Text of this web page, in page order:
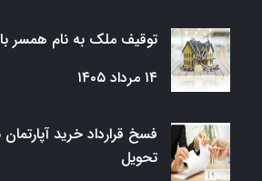
توقیف ملک به نام همسر
۱۴ مرداد ۱۴۰۵
فسخ قرارداد خرید
تحویل